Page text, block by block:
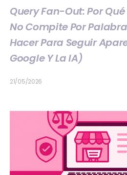
Query Fan-Out: Por
No Compite Por
Hacer Para Seguir
Google Y La IA)
21/05/2026